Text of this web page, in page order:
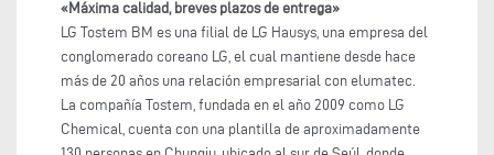
«Máxima calidad, breves plazos de entrega»
LG Tostem BM es una filial de LG Hausys, una empresa del
conglomerado coreano LG, el cual mantiene desde hace
más de 20 años una relación empresarial con elumatec.
La compañía Tostem, fundada en el año 2009 como LG
Chemical, cuenta con una plantilla de aproximadamente